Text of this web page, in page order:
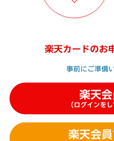
楽天カードのお
事前にご準備
楽天
（ログインを
楽天会